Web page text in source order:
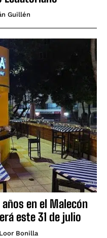
Guillén
en el Malecón
este 31 de julio
Bonilla